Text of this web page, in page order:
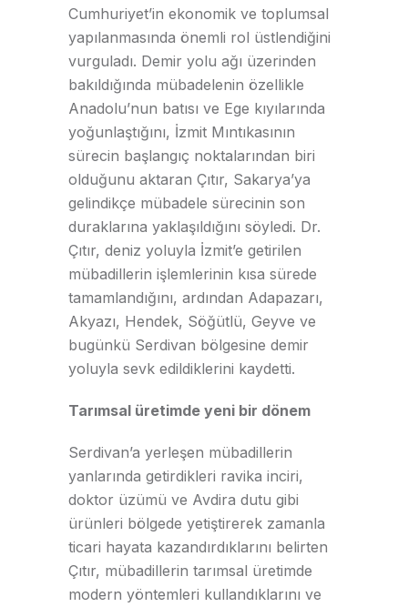
Cumhuriyet’in ekonomik ve toplumsal
yapılanmasında önemli rol üstlendiğini
vurguladı. Demir yolu ağı üzerinden
bakıldığında mübadelenin özellikle
Anadolu’nun batısı ve Ege kıyılarında
yoğunlaştığını, İzmit Mıntıkasının
sürecin başlangıç noktalarından biri
olduğunu aktaran Çıtır, Sakarya’ya
gelindikçe mübadele sürecinin son
duraklarına yaklaşıldığını söyledi. Dr.
Çıtır, deniz yoluyla İzmit’e getirilen
mübadillerin işlemlerinin kısa sürede
tamamlandığını, ardından Adapazarı,
Akyazı, Hendek, Söğütlü, Geyve ve
bugünkü Serdivan bölgesine demir
yoluyla sevk edildiklerini kaydetti.
Tarımsal üretimde yeni bir dönem
Serdivan’a yerleşen mübadillerin
yanlarında getirdikleri ravika inciri,
doktor üzümü ve Avdira dutu gibi
ürünleri bölgede yetiştirerek zamanla
ticari hayata kazandırdıklarını belirten
Çıtır, mübadillerin tarımsal üretimde
modern yöntemleri kullandıklarını ve